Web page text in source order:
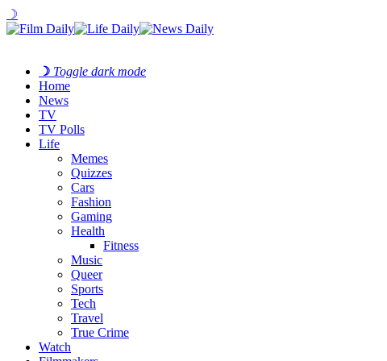
☽
☽ Toggle dark mode
Home
News
TV
TV Polls
Life
Memes
Quizzes
Cars
Fashion
Gaming
Health
Fitness
Music
Queer
Sports
Tech
Travel
True Crime
Watch